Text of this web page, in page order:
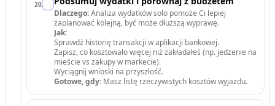
20.
Dlaczego:Analiza wydatków solo pomoże Ci lepiej
zaplanować kolejną, być może dłuższą wyprawę.
Jak:
Sprawdź historię transakcji w aplikacji bankowej.
Zapisz, co kosztowało więcej niż zakładałeś (np. jedzenie na
mieście vs zakupy w markecie).
Wyciągnij wnioski na przyszłość.
Gotowe, gdy: Masz listę rzeczywistych kosztów wyjazdu.